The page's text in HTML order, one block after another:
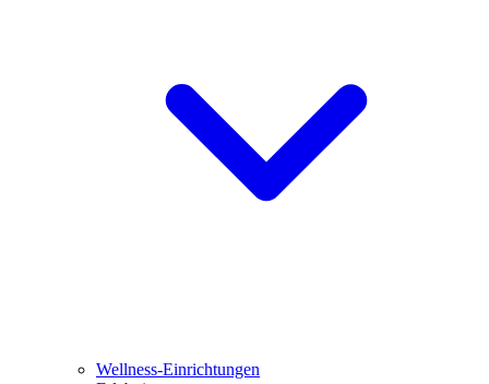
Wellness-Einrichtungen